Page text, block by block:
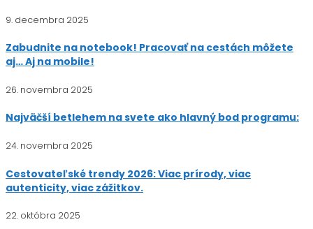
9. decembra 2025
Zabudnite na notebook! Pracovať na cestách môžete
aj… Aj na mobile!
26. novembra 2025
Najväčší betlehem na svete ako hlavný bod programu:
24. novembra 2025
Cestovateľské trendy 2026: Viac prírody, viac
autenticity, viac zážitkov.
22. októbra 2025